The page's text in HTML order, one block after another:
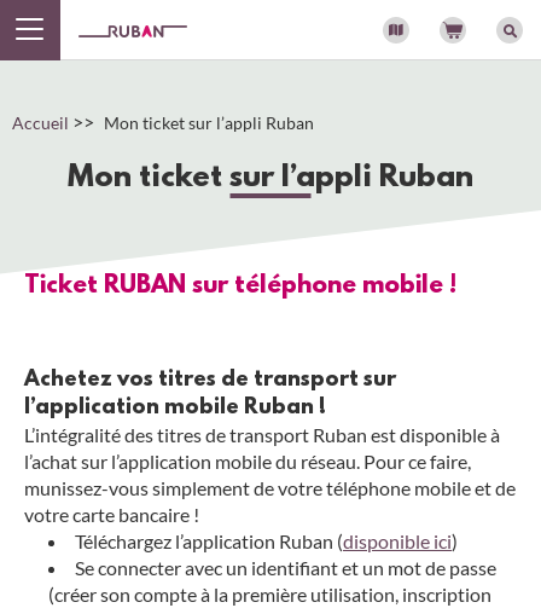
Accueil >> Mon ticket sur l’appli Ruban
Mon ticket sur l’appli Ruban
Ticket RUBAN sur téléphone mobile !
Achetez vos titres de transport sur
l’application mobile Ruban !
L’intégralité des titres de transport Ruban est disponible à
l’achat sur l’application mobile du réseau. Pour ce faire,
munissez-vous simplement de votre téléphone mobile et de
votre carte bancaire !
Téléchargez l’application Ruban (disponible ici)
Se connecter avec un identifiant et un mot de passe
(créer son compte à la première utilisation, inscription